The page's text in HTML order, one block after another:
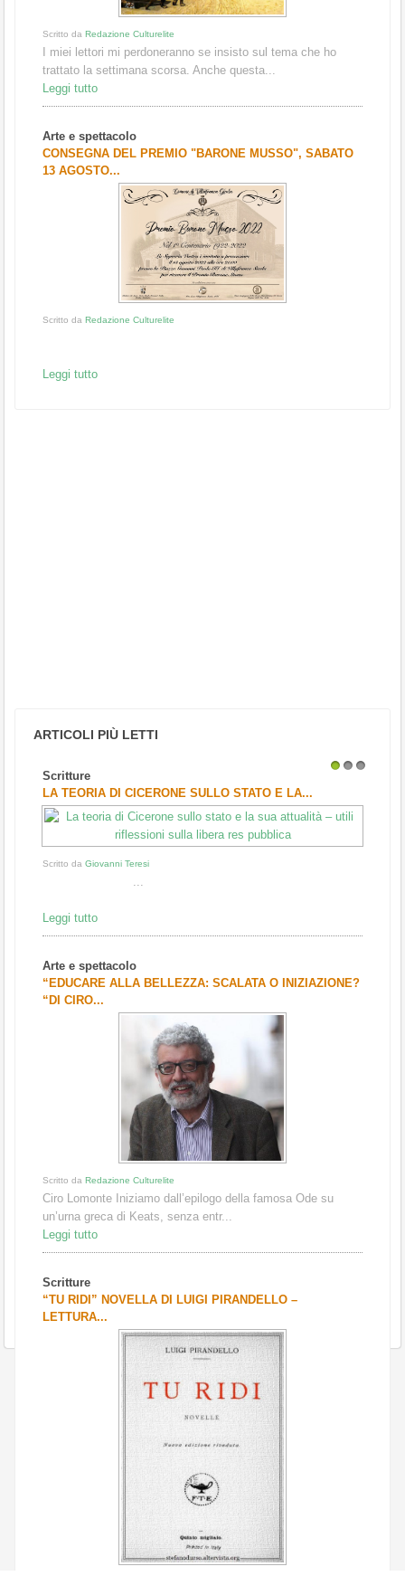
Scritto da Redazione Culturelite
I miei lettori mi perdoneranno se insisto sul tema che ho
trattato la settimana scorsa. Anche questa...
Leggi tutto
Arte e spettacolo
CONSEGNA DEL PREMIO "BARONE MUSSO", SABATO
13 AGOSTO...
Scritto da Redazione Culturelite
Leggi tutto
ARTICOLI PIÙ LETTI
Scritture
LA TEORIA DI CICERONE SULLO STATO E LA...
Scritto da Giovanni Teresi
...
Leggi tutto
Arte e spettacolo
“EDUCARE ALLA BELLEZZA: SCALATA O INIZIAZIONE?
“DI CIRO...
Scritto da Redazione Culturelite
Ciro Lomonte Iniziamo dall’epilogo della famosa Ode su
un’urna greca di Keats, senza entr...
Leggi tutto
Scritture
“TU RIDI” NOVELLA DI LUIGI PIRANDELLO –
LETTURA...